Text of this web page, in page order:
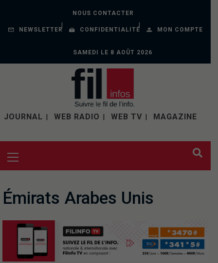
NOUS CONTACTER
NEWSLETTER CONFIDENTIALITÉ MON COMPTE
SAMEDI LE 8 AOÛT 2026
JOURNAL WEB RADIO WEB TV MAGAZINE
Émirats Arabes Unis